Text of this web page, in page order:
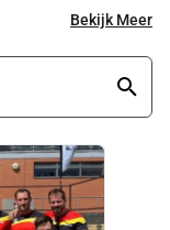
Bekijk Meer